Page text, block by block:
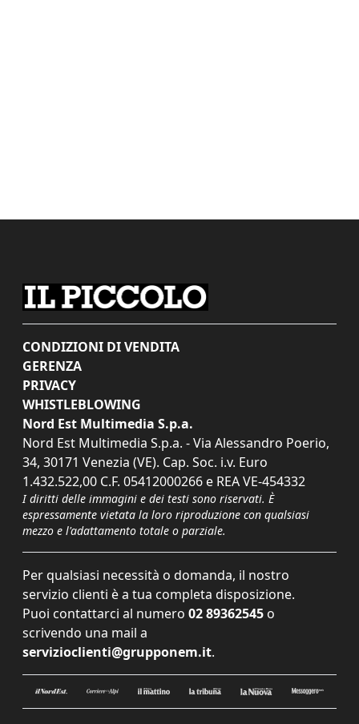
CONDIZIONI DI VENDITA
GERENZA
PRIVACY
WHISTLEBLOWING
Nord Est Multimedia S.p.a.
Nord Est Multimedia S.p.a. - Via Alessandro Poerio,
34, 30171 Venezia (VE). Cap. Soc. i.v. Euro
1.432.522,00 C.F. 05412000266 e REA VE-454332
I diritti delle immagini e dei testi sono riservati. È
espressamente vietata la loro riproduzione con qualsiasi
mezzo e l'adattamento totale o parziale.
Per qualsiasi necessità o domanda, il nostro
servizio clienti è a tua completa disposizione.
Puoi contattarci al numero 02 89362545 o
scrivendo una mail a
servizioclienti@grupponem.it.